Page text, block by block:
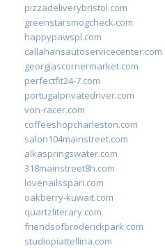
pizzadeliverybristol.com
greenstarsmogcheck.com
happypawspl.com
callahansautoservicecenter.com
georgiascornermarket.com
perfectfit24-7.com
portugalprivatedriver.com
von-racer.com
coffeeshopcharleston.com
salon104mainstreet.com
alkaspringswater.com
318mainstreet8h.com
lovenailsspari.com
oakberry-kuwait.com
quartzliterary.com
friendsofbroderickpark.com
studiopiattellina.com